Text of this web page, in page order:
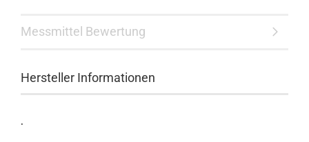
Messmittel Bewertung
Hersteller Informationen
.